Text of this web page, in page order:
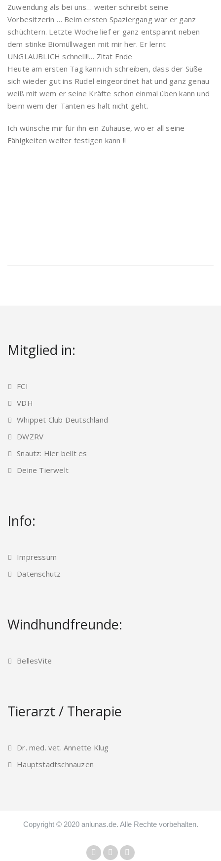
Zuwendung als bei uns… weiter schreibt seine
Vorbesitzerin … Beim ersten Spaziergang war er ganz
schüchtern. Letzte Woche lief er ganz entspannt neben
dem stinke Biomüllwagen mit mir her. Er lernt
UNGLAUBLICH schnell!!… Zitat Ende
Heute am ersten Tag kann ich schreiben, dass der Süße
sich wieder gut ins Rudel eingeordnet hat und ganz genau
weiß mit wem er seine Kräfte schon einmal üben kann und
beim wem der Tanten es halt nicht geht.
Ich wünsche mir für ihn ein Zuhause, wo er all seine
Fähigkeiten weiter festigen kann !!
Mitglied in:
FCI
VDH
Whippet Club Deutschland
DWZRV
Snautz: Hier bellt es
Deine Tierwelt
Info:
Impressum
Datenschutz
Windhundfreunde:
BellesVite
Tierarzt / Therapie
Dr. med. vet. Annette Klug
Hauptstadtschnauzen
Copyright © 2020 anlunas.de. Alle Rechte vorbehalten.